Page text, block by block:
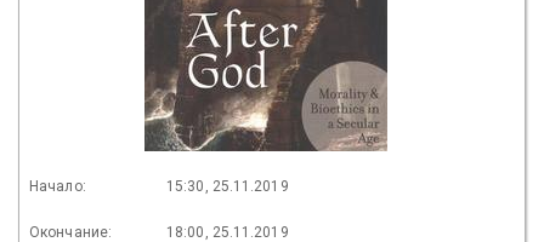
Начало: 15:30, 25.11.2019
Окончание: 18:00, 25.11.2019